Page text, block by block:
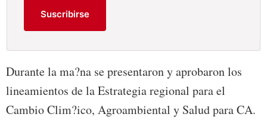
Suscribirse
Durante la ma?na se presentaron y aprobaron los
lineamientos de la Estrategia regional para el
Cambio Clim?ico, Agroambiental y Salud para CA.